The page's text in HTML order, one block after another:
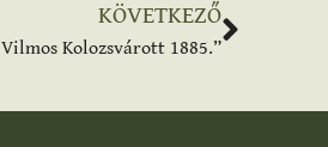
KÖVETKEZŐ
Kolozsvárott 1885.”